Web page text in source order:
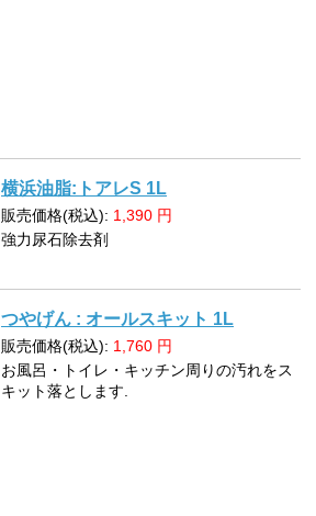
横浜油脂:トアレS 1L
販売価格(税込): 1,390 円
強力尿石除去剤
つやげん : オールスキット 1L
販売価格(税込): 1,760 円
お風呂・トイレ・キッチン周りの汚れをス
キット落とします.